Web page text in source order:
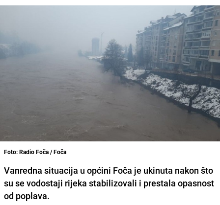
Foto: Radio Foča / Foča
Vanredna situacija u općini Foča je ukinuta nakon što
su se vodostaji rijeka stabilizovali i prestala opasnost
od poplava.